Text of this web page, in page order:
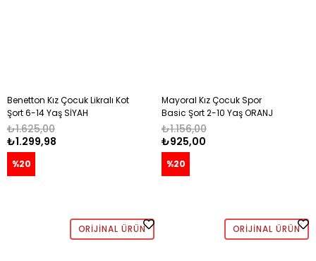
Benetton Kız Çocuk Likralı Kot
Şort 6-14 Yaş SİYAH
₺1.299,98
₺1.625,00
%20
Mayoral Kız Çocuk Spor
Basic Şort 2-10 Yaş ORANJ
₺925,00
₺1.156,00
%20
ORIJINAL ÜRÜN ORIJINAL ÜRÜN